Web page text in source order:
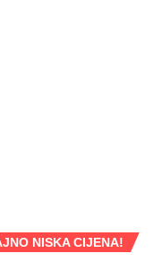
NISKA CIJENA!